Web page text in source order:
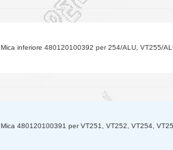
Mica inferiore 480120100392 per 254/ALU, VT255/
Mica 480120100391 per VT251, VT252, VT254,